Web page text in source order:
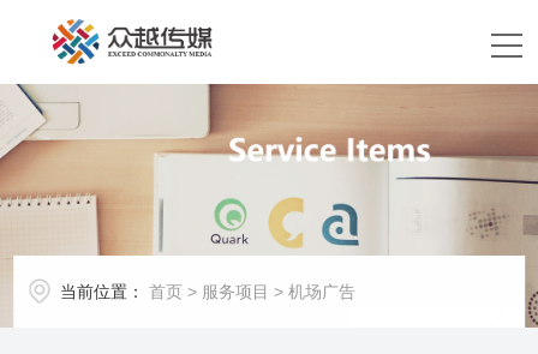
当前位置： 首页 > 服务项目 >机场广告